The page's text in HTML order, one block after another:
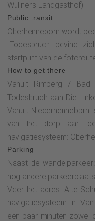
enkele meters bereikt
(Gouden Sectie) en
"Goldener Schnitt
asfaltweg, die na een
Na het "bankje tussen de
een keerpunt. Sla hier
bij het hoogtepunt van
uitzicht "Am
splitsing linksaf de OR2
volgende fotografische
OR2 tot je bij de kapel in
bereikt. Volg deze weg
verkeer!) en sla dan
boerenpad op. Volg dit
"Eulennest" komt. Het
de beek onder de SGV-
naartoe leidt. Na dit
Wüllner's Landgasthof).
Public transit
Oberhenneborn wordt
"Todesbruch" bevindt
startpunt van de
How to get there
Vanuit Rimberg / Bad
Todesbruch aan Die
Vanuit
van het dorp aan
navigatiesysteem:
Parking
Naast de
nog andere
Voer het adres "Alte
navigatiesysteem in.
een paar minuten zowel